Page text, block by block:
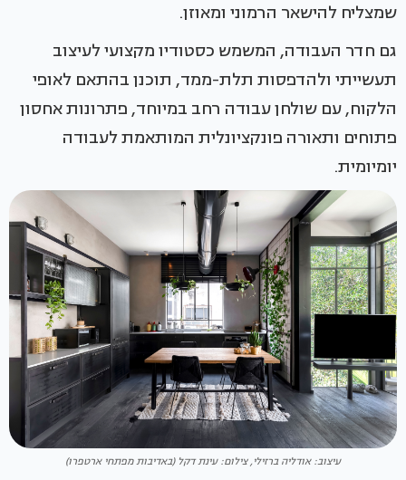
שמצליח להישאר הרמוני ומאוזן.
גם חדר העבודה, המשמש כסטודיו מקצועי לעיצוב
תעשייתי ולהדפסות תלת-ממד, תוכנן בהתאם לאופי
הלקוח, עם שולחן עבודה רחב במיוחד, פתרונות אחסון
פתוחים ותאורה פונקציונלית המותאמת לעבודה
יומיומית.
עיצוב: אודליה ברזילי, צילום: עינת דקל (באדיבות מפתחי ארטפרו)